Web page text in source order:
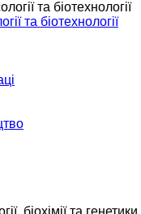
та біотехнології